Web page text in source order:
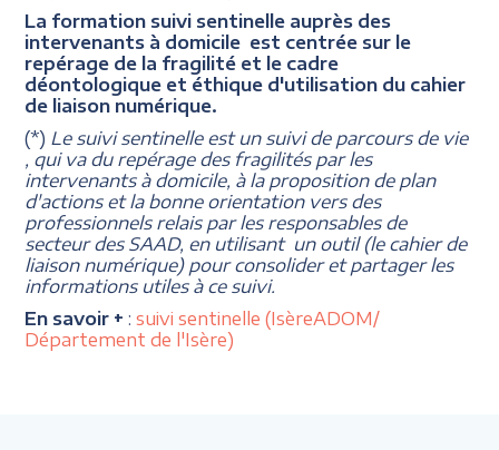
La formation suivi sentinelle auprès des
intervenants à domicile est centrée sur le
repérage de la fragilité et le cadre
déontologique et éthique d'utilisation du cahier
de liaison numérique.
(*) Le suivi sentinelle est un suivi de parcours de vie
, qui va du repérage des fragilités par les
intervenants à domicile, à la proposition de plan
d'actions et la bonne orientation vers des
professionnels relais par les responsables de
secteur des SAAD, en utilisant un outil (le cahier de
liaison numérique) pour consolider et partager les
informations utiles à ce suivi.
En savoir + : suivi sentinelle (IsèreADOM/
Département de l'Isère)